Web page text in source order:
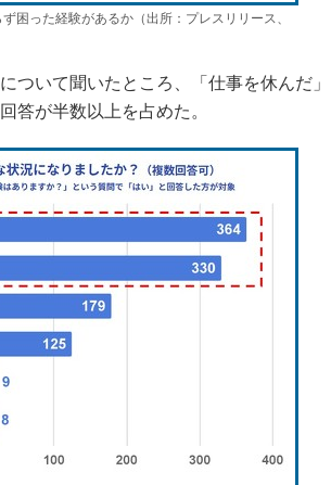
困った経験があるか（出所：プレスリリース、
いて聞いたところ、「仕事を休んだ」
答が半数以上を占めた。